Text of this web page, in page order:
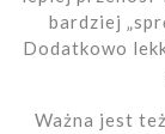
bardziej
Dodatkowo
Ważna jest